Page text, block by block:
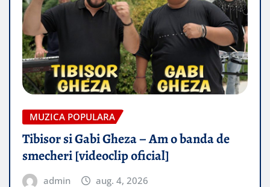
MUZICA POPULARA
Tibisor si Gabi Gheza – Am o banda de
smecheri [videoclip oficial]
admin aug. 4, 2026